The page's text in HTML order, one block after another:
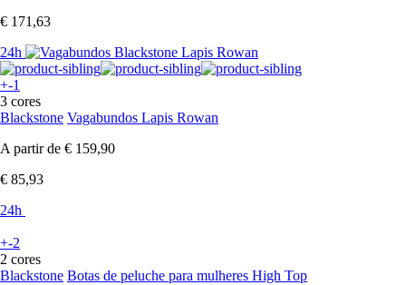
€ 171,63
24h
+-1
3 cores
Blackstone Vagabundos Lapis Rowan
A partir de € 159,90
€ 85,93
24h
+-2
2 cores
Blackstone Botas de peluche para mulheres High Top